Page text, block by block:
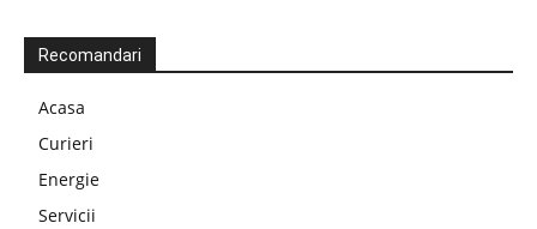
Recomandari
Acasa
Curieri
Energie
Servicii